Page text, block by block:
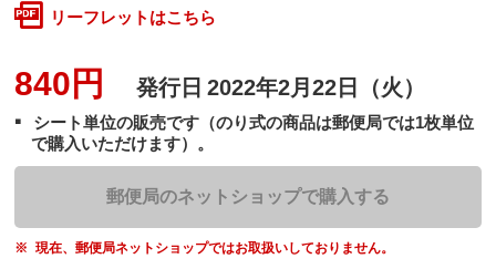
リーフレットはこちら
840円 発行日 2022年2月22日（火）
シート単位の販売です（のり式の商品は郵便局では1枚単位
で購入いただけます）。
郵便局のネットショップで購入する
現在、郵便局ネットショップではお取扱いしておりません。